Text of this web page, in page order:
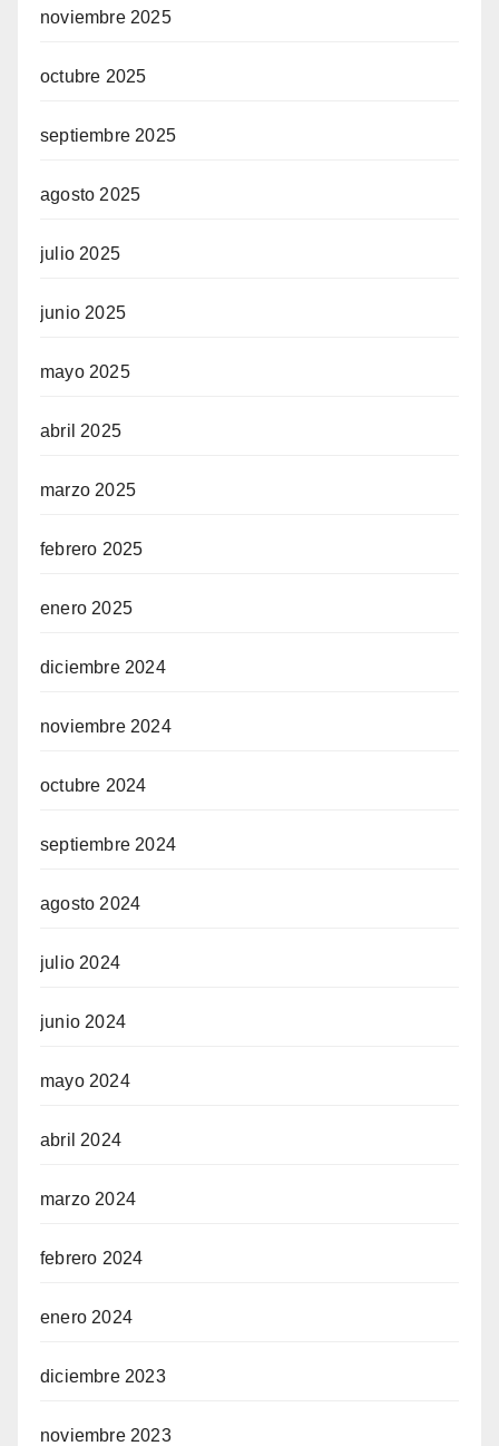
noviembre 2025
octubre 2025
septiembre 2025
agosto 2025
julio 2025
junio 2025
mayo 2025
abril 2025
marzo 2025
febrero 2025
enero 2025
diciembre 2024
noviembre 2024
octubre 2024
septiembre 2024
agosto 2024
julio 2024
junio 2024
mayo 2024
abril 2024
marzo 2024
febrero 2024
enero 2024
diciembre 2023
noviembre 2023